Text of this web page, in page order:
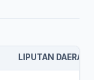
LIPUTAN DAERAH